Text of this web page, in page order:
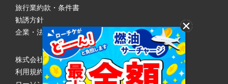
旅行業約款・条件書
勧誘方針
企業・法人のみなさまへ
株式会社ローソンエンタテインメント
利用規約